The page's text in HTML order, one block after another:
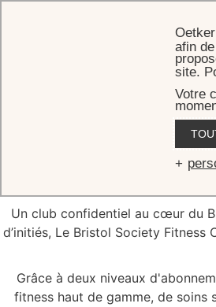
Un club confidentiel au cœur du
d’initiés, Le Bristol Society
Grâce à deux niveaux
fitness haut de gamme, de soins
afin
site.
Votre